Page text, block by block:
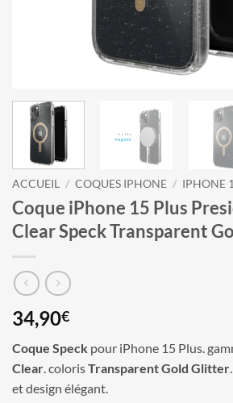
ACCUEIL / COQUES IPHONE / IPHONE
Coque iPhone 15 Plus
Clear Speck Transparent
34,90€
Coque Speck pour iPhone 15 Plus.
Clear. colorisTransparent Gold Glitter
et design élégant.